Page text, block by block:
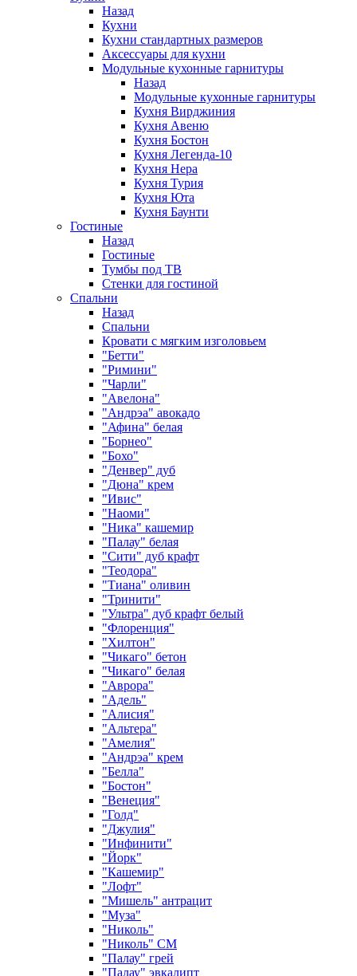
Назад
Кухни
Кухни стандартных размеров
Аксессуары для кухни
Модульные кухонные гарнитуры
Назад
Модульные кухонные гарнитуры
Кухня Вирджиния
Кухня Авеню
Кухня Бостон
Кухня Легенда-10
Кухня Нера
Кухня Турия
Кухня Юта
Кухня Баунти
Гостиные
Назад
Гостиные
Тумбы под ТВ
Стенки для гостиной
Спальни
Назад
Спальни
Кровати с мягким изголовьем
"Бетти"
"Римини"
"Чарли"
"Авелона"
"Андрэа" авокадо
"Афина" белая
"Борнео"
"Бохо"
"Денвер" дуб
"Дюна" крем
"Ивис"
"Наоми"
"Ника" кашемир
"Палау" белая
"Сити" дуб крафт
"Теодора"
"Тиана" оливин
"Тринити"
"Ультра" дуб крафт белый
"Флоренция"
"Хилтон"
"Чикаго" бетон
"Чикаго" белая
"Аврора"
"Адель"
"Алисия"
"Альтера"
"Амелия"
"Андрэа" крем
"Белла"
"Бостон"
"Венеция"
"Голд"
"Джулия"
"Инфинити"
"Йорк"
"Кашемир"
"Лофт"
"Мишель" антрацит
"Муза"
"Николь"
"Николь" СМ
"Палау" грей
"Палау" эвкалипт